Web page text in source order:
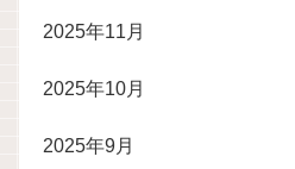
2025年11月
2025年10月
2025年9月